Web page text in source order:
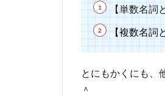
【単数名
【複数名
とにもかくにも、
＾